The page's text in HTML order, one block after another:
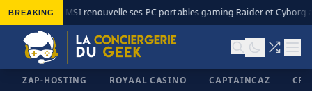
BREAKING◆ MSI renouvelle ses PC portables gaming Raider et Cyborg
ZAP-HOSTING ROYAAL CASINO CAPTAINCAZ